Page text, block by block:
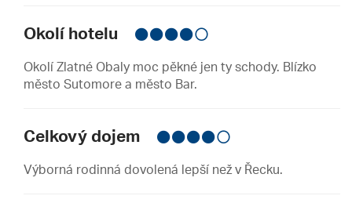
Okolí hotelu
Okolí Zlatné Obaly moc pěkné jen ty schody. Blízko
město Sutomore a město Bar.
Celkový dojem
Výborná rodinná dovolená lepší než v Řecku.